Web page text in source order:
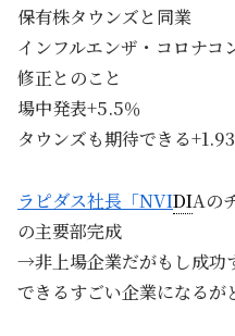
保有株タウンズと同業
インフルエンザ・コロナコ
修正とのこと
場中発表+5.5％
タウンズも期待できる
ラピダス社長「NVIDIAの
の主要部完成
→非上場企業だがもし成功
できるすごい企業になるが